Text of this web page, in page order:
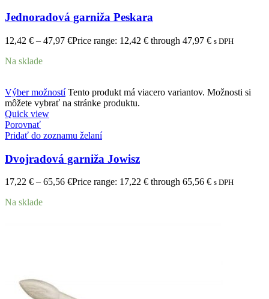
Jednoradová garniža Peskara
12,42 € – 47,97 €Price range: 12,42 € through 47,97 € s DPH
Na sklade
Výber možností Tento produkt má viacero variantov. Možnosti si
môžete vybrať na stránke produktu.
Quick view
Porovnať
Pridať do zoznamu želaní
Dvojradová garniža Jowisz
17,22 € – 65,56 €Price range: 17,22 € through 65,56 € s DPH
Na sklade